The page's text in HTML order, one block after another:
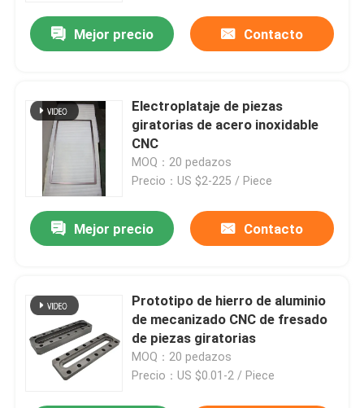
Inicio
Sobre nosotros
Mejor precio Contacto
Electroplataje de piezas
giratorias de acero inoxidable
CNC
MOQ：20 pedazos
Precio：US $2-225 / Piece
Mejor precio Contacto
Prototipo de hierro de aluminio
de mecanizado CNC de fresado
de piezas giratorias
MOQ：20 pedazos
Precio：US $0.01-2 / Piece